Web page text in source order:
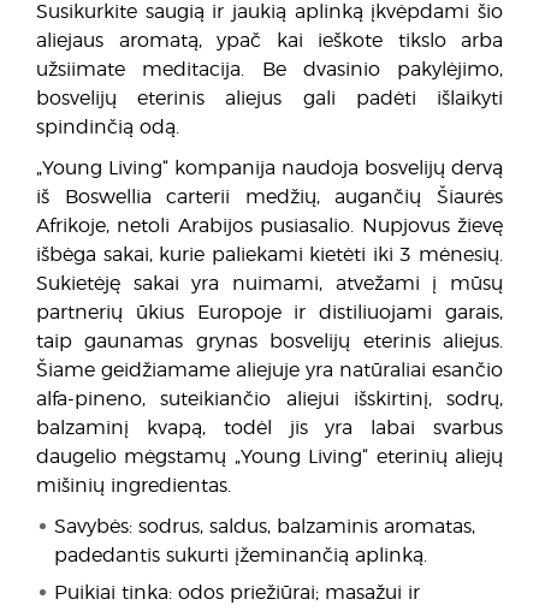
Susikurkite saugią ir jaukią aplinką įkvėpdami šio
aliejaus aromatą, ypač kai ieškote tikslo arba
užsiimate meditacija. Be dvasinio pakylėjimo,
bosvelijų eterinis aliejus gali padėti išlaikyti
spindinčią odą.
„Young Living“ kompanija naudoja bosvelijų dervą
iš Boswellia carterii medžių, augančių Šiaurės
Afrikoje, netoli Arabijos pusiasalio. Nupjovus žievę
išbėga sakai, kurie paliekami kietėti iki 3 mėnesių.
Sukietėję sakai yra nuimami, atvežami į mūsų
partnerių ūkius Europoje ir distiliuojami garais,
taip gaunamas grynas bosvelijų eterinis aliejus.
Šiame geidžiamame aliejuje yra natūraliai esančio
alfa-pineno, suteikiančio aliejui išskirtinį, sodrų,
balzaminį kvapą, todėl jis yra labai svarbus
daugelio mėgstamų „Young Living“ eterinių aliejų
mišinių ingredientas.
Savybės: sodrus, saldus, balzaminis aromatas,
padedantis sukurti įžeminančią aplinką.
Puikiai tinka: odos priežiūrai; masažui ir